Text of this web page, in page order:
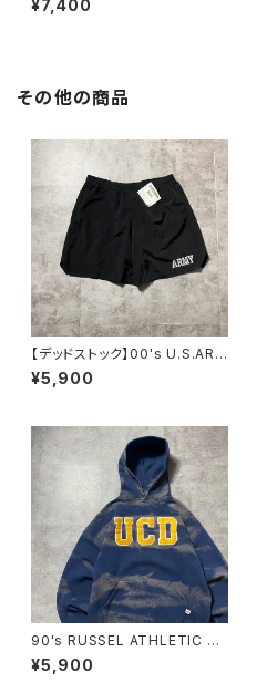
ン ダブルニー ワークパンツ
¥7,400
その他の商品
【デッドストック】00's U.S.ARM
Y アメリカ陸軍 ミリタリー ナ
イロンショーツ トレーニングパ
¥5,900
90's RUSSEL ATHLETIC ラ
ッセルアスレチック UCD ワッ
ペンカレッジロゴ ブリーチ加
¥5,900